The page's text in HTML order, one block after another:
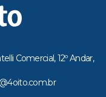
Comercial, 12º Andar,